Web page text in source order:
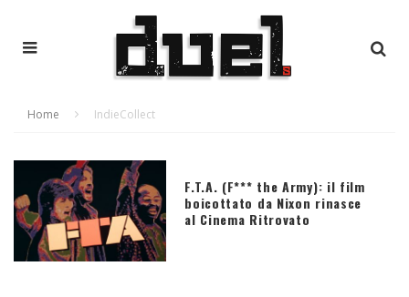
Home IndieCollect
F.T.A. (F*** the Army): il film
boicottato da Nixon rinasce
al Cinema Ritrovato